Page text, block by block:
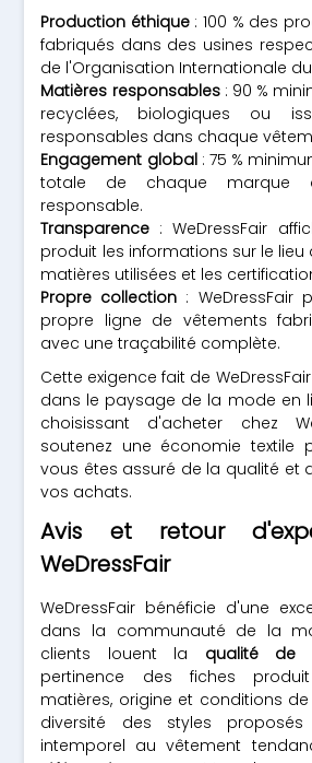
Production éthique: 100 % des
fabriqués dans des usines
de l'Organisation Internationale du
Matières responsables: 90 %
recyclées, biologiques ou
responsables dans chaque
Engagement global: 75 %
totale de chaque marque
responsable.
Transparence : WeDressFair
produit les informations sur le lieu
matières utilisées et les
Propre collection : WeDressFair
propre ligne de vêtements
avec une traçabilité complète.
Cette exigence fait de
dans le paysage de la mode en
choisissant d'acheter chez
soutenez une économie textile
vous êtes assuré de la qualité et
vos achats.
Avis et retour
WeDressFair
WeDressFair bénéficie d'une
dans la communauté de la
clients louent la qualité de
pertinence des fiches
matières, origine et conditions
diversité des styles
intemporel au vêtement